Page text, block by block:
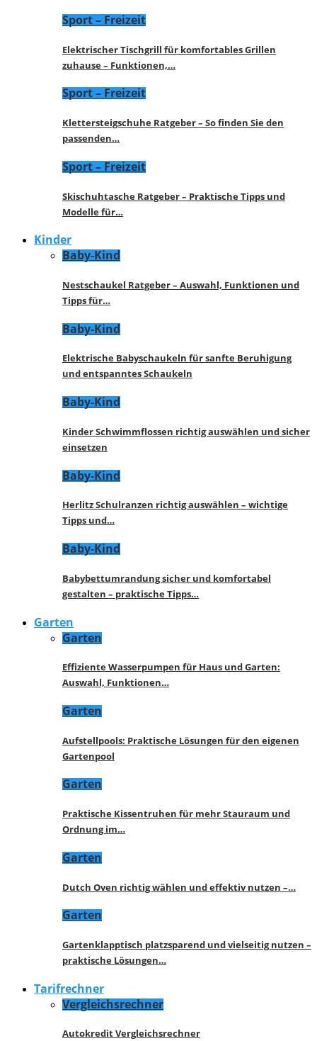
Sport – Freizeit
Elektrischer Tischgrill für komfortables Grillen
zuhause – Funktionen,…
Sport – Freizeit
Klettersteigschuhe Ratgeber – So finden Sie den
passenden…
Sport – Freizeit
Skischuhtasche Ratgeber – Praktische Tipps und
Modelle für…
Kinder
Baby-Kind
Nestschaukel Ratgeber – Auswahl, Funktionen und
Tipps für…
Baby-Kind
Elektrische Babyschaukeln für sanfte Beruhigung
und entspanntes Schaukeln
Baby-Kind
Kinder Schwimmflossen richtig auswählen und sicher
einsetzen
Baby-Kind
Herlitz Schulranzen richtig auswählen – wichtige
Tipps und…
Baby-Kind
Babybettumrandung sicher und komfortabel
gestalten – praktische Tipps…
Garten
Garten
Effiziente Wasserpumpen für Haus und Garten:
Auswahl, Funktionen…
Garten
Aufstellpools: Praktische Lösungen für den eigenen
Gartenpool
Garten
Praktische Kissentruhen für mehr Stauraum und
Ordnung im…
Garten
Dutch Oven richtig wählen und effektiv nutzen –…
Garten
Gartenklapptisch platzsparend und vielseitig nutzen –
praktische Lösungen…
Tarifrechner
Vergleichsrechner
Autokredit Vergleichsrechner